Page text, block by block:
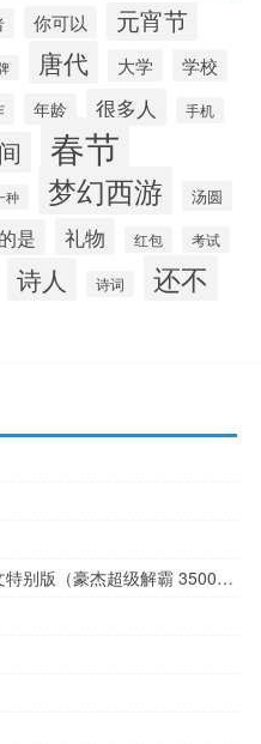
你可以 元宵节
唐代 大学 学校
年龄 很多人 手机
春节
种 梦幻西游 汤圆
的是 礼物 红包 考试
诗人 诗词 还不
豪杰超级解霸 3500.2.1 简体中文特别版（豪杰超级解霸 3500.2.1 简体中文特别版功能简介）